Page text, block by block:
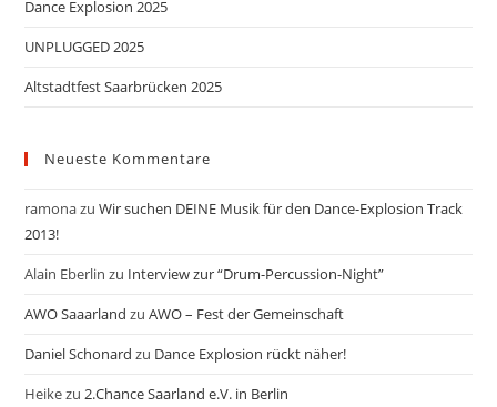
Dance Explosion 2025
UNPLUGGED 2025
Altstadtfest Saarbrücken 2025
Neueste Kommentare
ramonazuWir suchen DEINE Musik für den Dance-Explosion Track
2013!
Alain Eberlin zu Interview zur “Drum-Percussion-Night”
AWO Saaarland zuAWO – Fest der Gemeinschaft
Daniel Schonard zu Dance Explosion rückt näher!
Heikezu2.Chance Saarland e.V. in Berlin